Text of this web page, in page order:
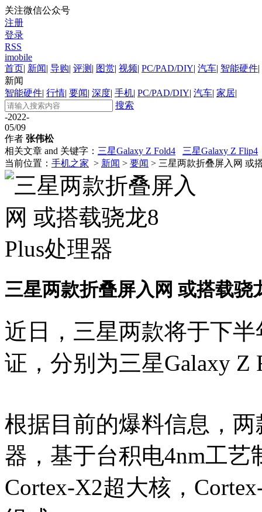
关注微信公众号
注册
登录
RSS
imobile
首页| 新闻| 导购| 评测 | 图赏| 视频| PC/PAD/DIY| 汽车| 智能硬件|
新闻
智能硬件| 行情| 要闻| 深度| 手机| PC/PAD/DIY| 汽车| 家居|
搜索
-2022-
05/09
作者 张伟松
相关文章 and 关键字： 三星Galaxy Z Fold4
三星Galaxy Z Flip4
当前位置： 手机之家 > 新闻 > 要闻 > 三星两款折叠屏入网 或
三星两款折叠屏入网 或搭载骁
近日，三星两款将于下
证，分别为三星Galaxy Z
根据目前的爆料信息，
器，基于台积电4nm工
Cortex-X2超大核，